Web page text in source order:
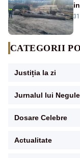
CATEGORII
Justiția la zi
Jurnalul lui
Dosare Celebre
Actualitate